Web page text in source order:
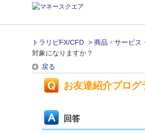
トラリピFX/CFD > 商品・サービス
対象になりますか？
戻る
お友達紹介プログ
回答